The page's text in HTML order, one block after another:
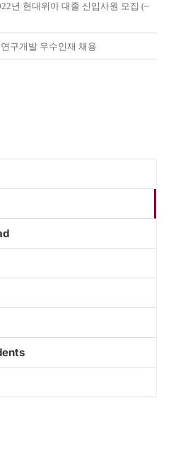
년 현대위아 대졸 신입사원 모집 (~
구개발 우수인재 채용